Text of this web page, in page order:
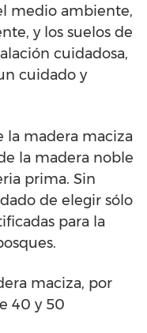
medio ambiente,
y los suelos de
cuidadosa,
cuidado y
la madera maciza
la madera noble
prima. Sin
de elegir sólo
para la
maciza, por
40 y 50